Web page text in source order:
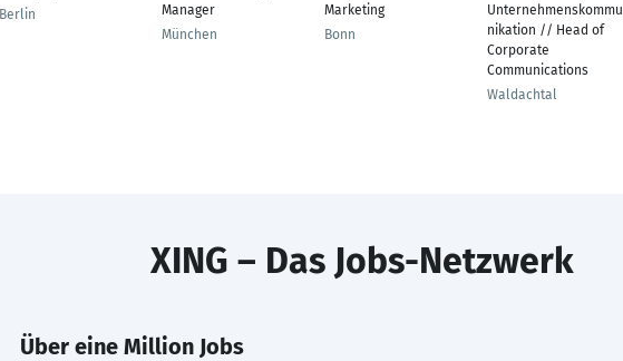
Berlin
Manager
München
Marketing
Bonn
Unternehmenskommu
nikation // Head of
Corporate
Communications
Waldachtal
XING – Das Jobs-Netzwerk
Über eine Million Jobs